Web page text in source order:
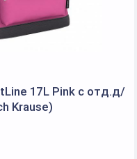
17L Pink с отд.д/
Krause)